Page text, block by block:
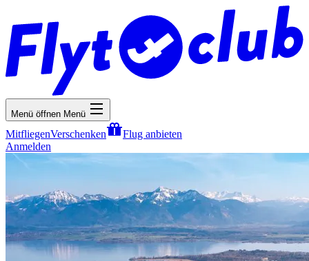
Menü öffnen Menü
MitfliegenVerschenken
Flug anbieten
Anmelden